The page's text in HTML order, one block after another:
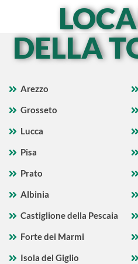
DELLA
Arezzo
Grosseto
Lucca
Pisa
Prato
Albinia
Castiglione della Pescaia
Forte dei Marmi
Isola del Giglio